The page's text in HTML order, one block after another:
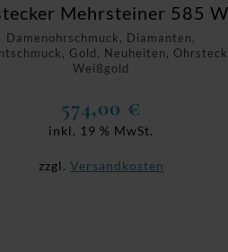
Damenohrschmuck, Diamanten,
Gold, Neuheiten,
Weißgold
Mehrsteiner 585
574,00 €
inkl. 19 % MwSt.
zzgl. Versandkosten